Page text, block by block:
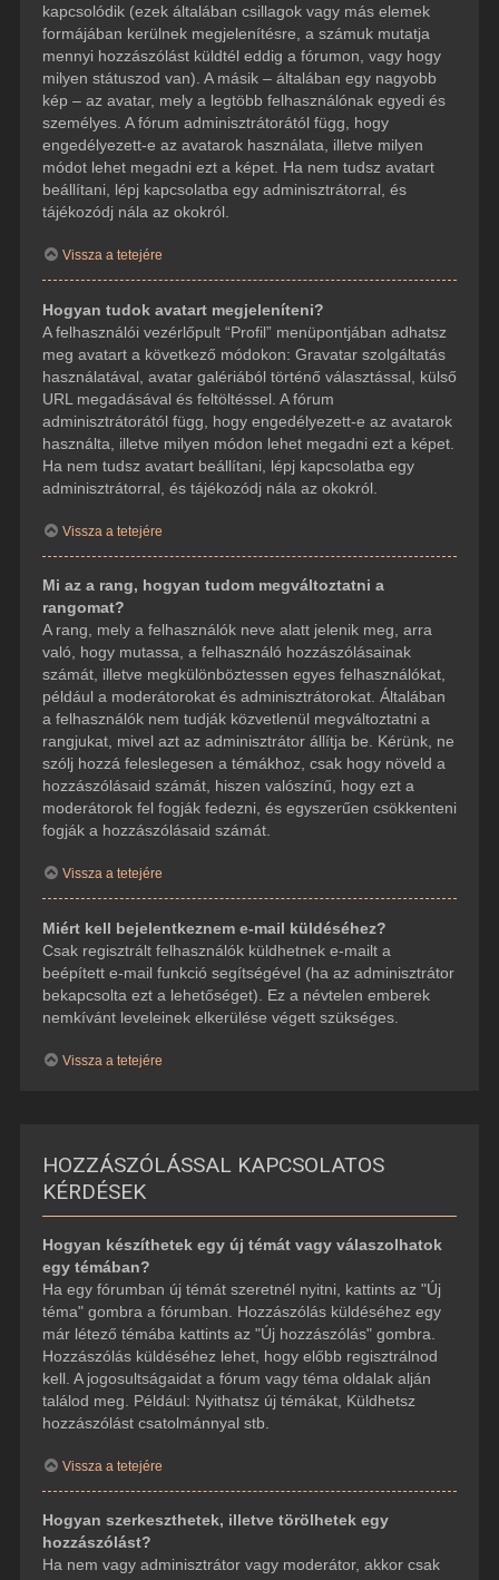
kapcsolódik (ezek általában csillagok vagy más elemek
formájában kerülnek megjelenítésre, a számuk mutatja
mennyi hozzászólást küldtél eddig a fórumon, vagy hogy
milyen státuszod van). A másik – általában egy nagyobb
kép – az avatar, mely a legtöbb felhasználónak egyedi és
személyes. A fórum adminisztrátorától függ, hogy
engedélyezett-e az avatarok használata, illetve milyen
módot lehet megadni ezt a képet. Ha nem tudsz avatart
beállítani, lépj kapcsolatba egy adminisztrátorral, és
tájékozódj nála az okokról.
Vissza a tetejére
Hogyan tudok avatart megjeleníteni?
A felhasználói vezérlőpult “Profil” menüpontjában adhatsz
meg avatart a következő módokon: Gravatar szolgáltatás
használatával, avatar galériából történő választással, külső
URL megadásával és feltöltéssel. A fórum
adminisztrátorától függ, hogy engedélyezett-e az avatarok
használta, illetve milyen módon lehet megadni ezt a képet.
Ha nem tudsz avatart beállítani, lépj kapcsolatba egy
adminisztrátorral, és tájékozódj nála az okokról.
Vissza a tetejére
Mi az a rang, hogyan tudom megváltoztatni a
rangomat?
A rang, mely a felhasználók neve alatt jelenik meg, arra
való, hogy mutassa, a felhasználó hozzászólásainak
számát, illetve megkülönböztessen egyes felhasználókat,
például a moderátorokat és adminisztrátorokat. Általában
a felhasználók nem tudják közvetlenül megváltoztatni a
rangjukat, mivel azt az adminisztrátor állítja be. Kérünk, ne
szólj hozzá feleslegesen a témákhoz, csak hogy növeld a
hozzászólásaid számát, hiszen valószínű, hogy ezt a
moderátorok fel fogják fedezni, és egyszerűen csökkenteni
fogják a hozzászólásaid számát.
Vissza a tetejére
Miért kell bejelentkeznem e-mail küldéséhez?
Csak regisztrált felhasználók küldhetnek e-mailt a
beépített e-mail funkció segítségével (ha az adminisztrátor
bekapcsolta ezt a lehetőséget). Ez a névtelen emberek
nemkívánt leveleinek elkerülése végett szükséges.
Vissza a tetejére
HOZZÁSZÓLÁSSAL KAPCSOLATOS
KÉRDÉSEK
Hogyan készíthetek egy új témát vagy válaszolhatok
egy témában?
Ha egy fórumban új témát szeretnél nyitni, kattints az "Új
téma" gombra a fórumban. Hozzászólás küldéséhez egy
már létező témába kattints az "Új hozzászólás" gombra.
Hozzászólás küldéséhez lehet, hogy előbb regisztrálnod
kell. A jogosultságaidat a fórum vagy téma oldalak alján
találod meg. Például: Nyithatsz új témákat, Küldhetsz
hozzászólást csatolmánnyal stb.
Vissza a tetejére
Hogyan szerkeszthetek, illetve törölhetek egy
hozzászólást?
Ha nem vagy adminisztrátor vagy moderátor, akkor csak